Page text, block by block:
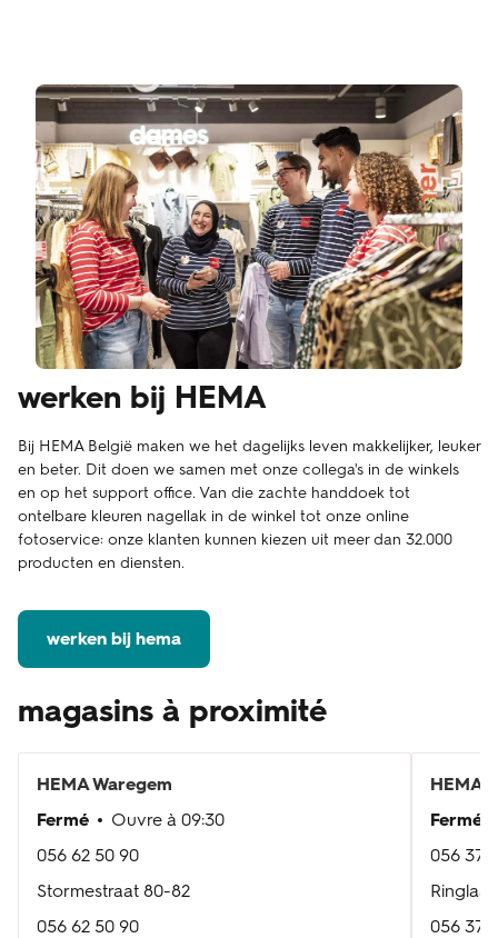
werken bij HEMA
Bij HEMA België maken we het dagelijks leven makkelijker, leuker
en beter. Dit doen we samen met onze collega's in de winkels
en op het support office. Van die zachte handdoek tot
ontelbare kleuren nagellak in de winkel tot onze online
fotoservice: onze klanten kunnen kiezen uit meer dan 32.000
producten en diensten.
werken bij hema
magasins à proximité
HEMAWaregem
Fermé
Ouvre à 09:30
056 62 50 90
Stormestraat 80-82
056 62 50 90
HEMA
Fermé
056 37
056 37